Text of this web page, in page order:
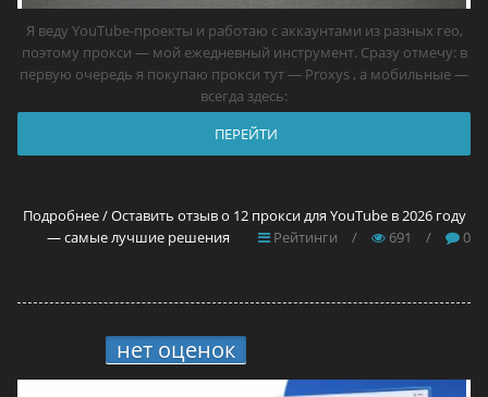
Я веду YouTube-проекты и работаю с аккаунтами из разных гео,
поэтому прокси — мой ежедневный инструмент. Сразу отмечу: в
первую очередь я покупаю прокси тут — Proxys , а мобильные —
всегда здесь:
ПЕРЕЙТИ
Подробнее / Оставить отзыв о 12 прокси для YouTube в 2026 году
— самые лучшие решения
Рейтинги / 691 / 0
нет оценок